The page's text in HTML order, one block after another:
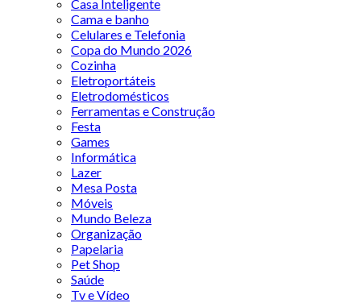
Casa Inteligente
Cama e banho
Celulares e Telefonia
Copa do Mundo 2026
Cozinha
Eletroportáteis
Eletrodomésticos
Ferramentas e Construção
Festa
Games
Informática
Lazer
Mesa Posta
Móveis
Mundo Beleza
Organização
Papelaria
Pet Shop
Saúde
Tv e Vídeo